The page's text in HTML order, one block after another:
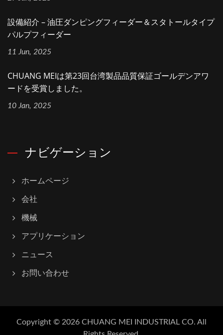
設備紹介 – 油圧ダンピングフィーダー＆スタトールタイプ
パルプフィーダー
11 Jun, 2025
CHUANG MEIは第23回台湾製品品質保証ゴールデンアワ
ードを受賞しました。
10 Jan, 2025
ナビゲーション
ホームページ
会社
機械
アプリケーション
ニュース
お問い合わせ
Copyright © 2026 CHUANG MEI INDUSTRIAL CO. All